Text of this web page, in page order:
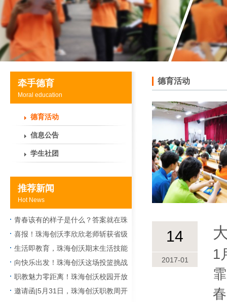
牵手德育
Moral education
德育活动
信息公告
学生社团
推荐新闻
Hot News
青春该有的样子是什么？答案就在珠
海创沃社团
喜报！珠海创沃李欣欣老师斩获省级
二等奖，以匠心守望课堂
生活即教育，珠海创沃期末生活技能
大比拼火热上演
向快乐出发！珠海创沃这场投篮挑战
赛让期末校园“热”度飙升
职教魅力零距离！珠海创沃校园开放
日暨职教技能节晚会太好玩了
邀请函|5月31日，珠海创沃职教周开
德育活动
14
2017-01
1